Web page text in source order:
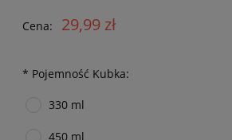
Cena: 29,99 zł
* Pojemność Kubka:
330 ml
450 ml